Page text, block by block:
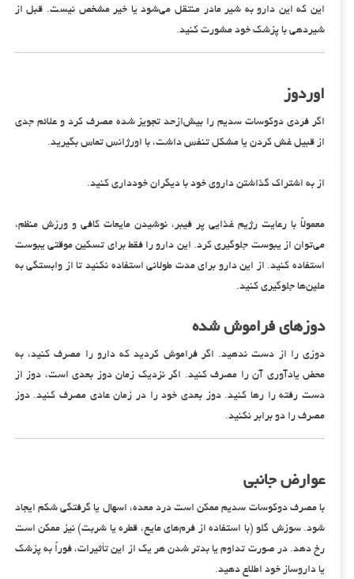
این که این دارو به شیر مادر منتقل می‌شود یا خیر مشخص نیست. قبل از
شیردهی با پزشک خود مشورت کنید.
اوردوز
اگر فردی دوکوسات سدیم را بیش‌ازحد تجویز شده مصرف کرد و علائم جدی
از قبیل غش کردن یا مشکل تنفس داشت، با اورژانس تماس بگیرید.
از به اشتراک گذاشتن داروی خود با دیگران خودداری کنید.
معمولاً با رعایت رژیم غذایی پر فیبر، نوشیدن مایعات کافی و ورزش منظم،
می‌توان از یبوست جلوگیری کرد. این دارو را فقط برای تسکین موقتی یبوست
استفاده کنید. از این دارو برای مدت طولانی استفاده نکنید تا از وابستگی به
ملین‌ها جلوگیری کنید.
دوزهای فراموش شده
دوزی را از دست ندهید. اگر فراموش کردید که دارو را مصرف کنید، به
محض یادآوری آن را مصرف کنید. اگر نزدیک زمان دوز بعدی است، دوز از
دست رفته را رها کنید. دوز بعدی خود را در زمان عادی مصرف کنید. دوز
مصرف را دو برابر نکنید.
عوارض جانبی
با مصرف دوکوسات سدیم ممکن است درد معده، اسهال یا گرفتگی شکم ایجاد
شود. سوزش گلو (با استفاده از فرم‌های مایع، قطره یا شربت) نیز ممکن است
رخ دهد. در صورت تداوم یا بدتر شدن هر یک از این تأثیرات، فوراً به پزشک
یا داروساز خود اطلاع دهید.